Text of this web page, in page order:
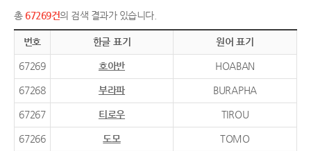
총 67269건의 검색 결과가 있습니다.
번호 한글 표기 원어 표기
67269 호아반 HOABAN
67268 부라파 BURAPHA
67267 티로우 TIROU
67266 도모 TOMO